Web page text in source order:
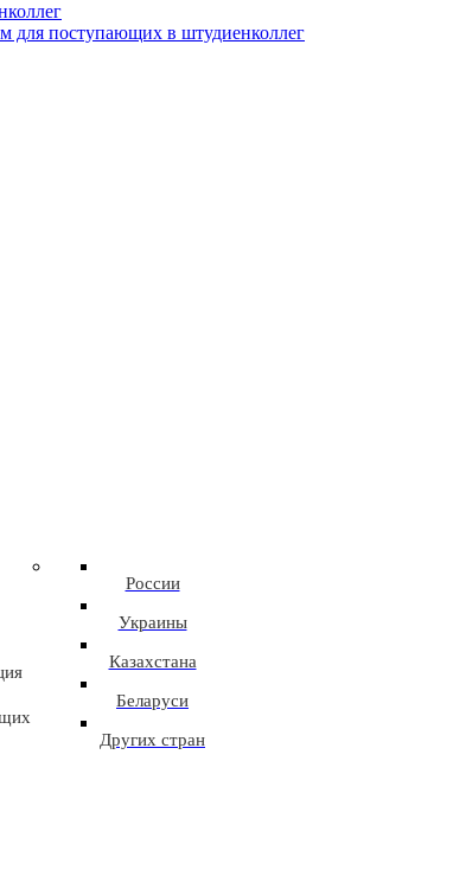
для поступающих в штудиенколлег
России
Украины
Казахстана
Беларуси
Других стран